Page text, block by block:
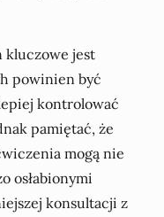
kluczowe jest
powinien być
kontrolować
pamiętać, że
mogą nie
osłabionymi
konsultacji z